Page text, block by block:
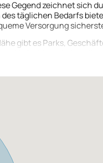
Gegend zeichnet sich
täglichen Bedarfs
Versorgung
gibt es Parks,
das Straßennetz